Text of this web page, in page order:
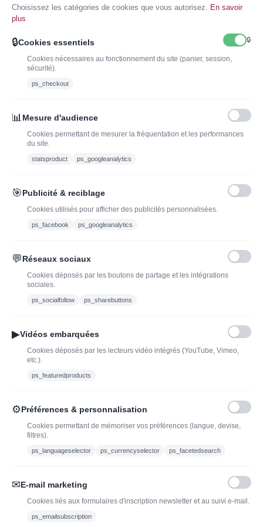
J'ADOPTEUNVIN
J'ai lu et j'accepte les conditions générales de vente
Offres du moment
Bouteilles d'exception
à découvrir| J’adopte un
vin
bouteille de champagne,
Caviste en ligne pour l’adoption de vin, champagne,
contact@jadopteunvin.fr
Choisissez les catégories de cookies que vous autorisez. En savoir
plus
🔒Cookies essentiels 🔒
Cookies nécessaires au fonctionnement du site (panier, session,
sécurité).
ps_checkout
📊 Mesure d'audience
Cookies permettant de mesurer la fréquentation et les performances
du site.
statsproduct ps_googleanalytics
🎯Publicité & reciblage
Cookies utilisés pour afficher des publicités personnalisées.
ps_facebook ps_googleanalytics
💬Réseaux sociaux
Cookies déposés par les boutons de partage et les intégrations
sociales.
ps_socialfollow ps_sharebuttons
▶Vidéos embarquées
Cookies déposés par les lecteurs vidéo intégrés (YouTube, Vimeo,
etc.).
ps_featuredproducts
⚙Préférences & personnalisation
Cookies permettant de mémoriser vos préférences (langue, devise,
filtres).
ps_languageselector ps_currencyselector ps_facetedsearch
✉E-mail marketing
Cookies liés aux formulaires d'inscription newsletter et au suivi e-mail.
ps_emailsubscription